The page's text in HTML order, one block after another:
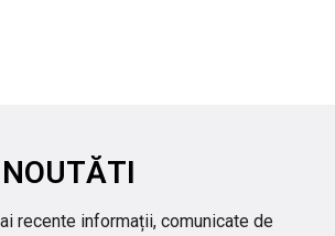
recente informații, comunicate de